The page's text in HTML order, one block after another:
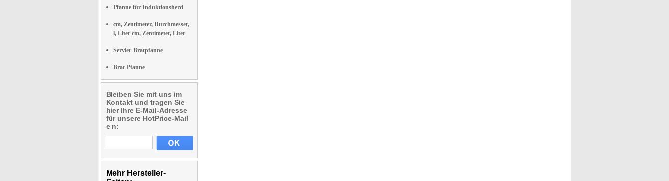
Pfanne für Induktionsherd
cm, Zentimeter, Durchmesser,
l, Liter cm, Zentimeter, Liter
Servier-Bratpfanne
Brat-Pfanne
Bleiben Sie mit uns im
Kontakt und tragen Sie
hier Ihre E-Mail-Adresse
für unsere HotPrice-Mail
ein:
Mehr Hersteller-